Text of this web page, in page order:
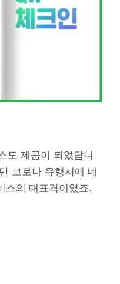
도 제공이 되었답니
코로나 유행시에 네
스의 대표격이였죠.